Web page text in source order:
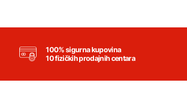
100% sigurna kupovina
10 fizičkih prodajnih centara